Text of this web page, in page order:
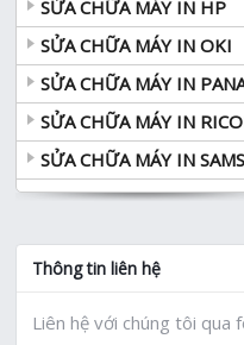
SỬA CHỮA MÁY IN HP
SỬA CHỮA MÁY IN OKI
SỬA CHỮA MÁY IN
SỬA CHỮA MÁY IN
SỬA CHỮA MÁY IN
Thông tin liên hệ
Liên hệ với chúng tôi qua